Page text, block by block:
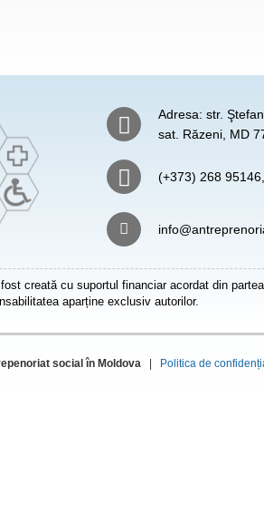
Adresa: str.
sat. Răzeni, MD
(+373) 268
creată cu suportul financiar acordat din
aparține exclusiv autorilor.
social în Moldova | Politica de